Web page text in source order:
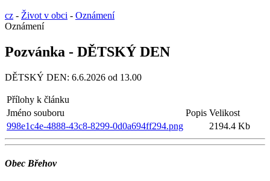
cz - Život v obci - Oznámení
Oznámení
Pozvánka - DĚTSKÝ DEN
DĚTSKÝ DEN: 6.6.2026 od 13.00
Přílohy k článku
Jméno souboru
Popis Velikost
998e1c4e-4888-43c8-8299-0d0a694ff294.png
2194.4 Kb
Obec Břehov